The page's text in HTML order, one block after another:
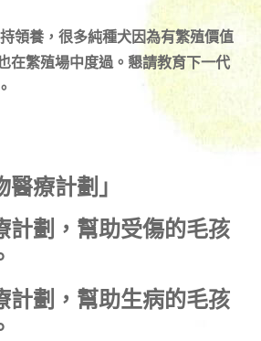
領養，很多純種犬因為有繁殖價值
在繁殖場中度過。懇請教育下一代
療計劃」
計劃 ，幫助受傷的毛孩
計劃 ，幫助生病的毛孩